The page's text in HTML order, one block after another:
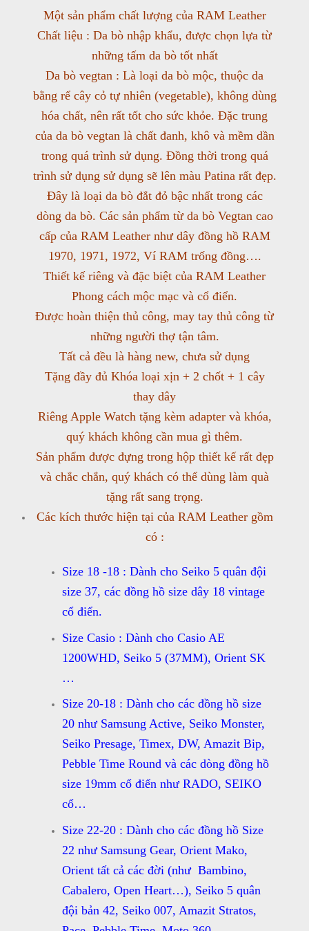
Một sản phẩm chất lượng của RAM Leather
Chất liệu : Da bò nhập khẩu, được chọn lựa từ
những tấm da bò tốt nhất
Da bò vegtan : Là loại da bò mộc, thuộc da
bằng rể cây cỏ tự nhiên (vegetable), không dùng
hóa chất, nên rất tốt cho sức khỏe. Đặc trung
của da bò vegtan là chất đanh, khô và mềm dần
trong quá trình sử dụng. Đồng thời trong quá
trình sử dụng sử dụng sẽ lên màu Patina rất đẹp.
Đây là loại da bò đắt đỏ bậc nhất trong các
dòng da bò. Các sản phẩm từ da bò Vegtan cao
cấp của RAM Leather như dây đồng hồ RAM
1970, 1971, 1972, Ví RAM trống đồng….
Thiết kế riêng và đặc biệt của RAM Leather
Phong cách mộc mạc và cổ điển.
Được hoàn thiện thủ công, may tay thủ công từ
những người thợ tận tâm.
Tất cả đều là hàng new, chưa sử dụng
Tặng đầy đủ Khóa loại xịn + 2 chốt + 1 cây
thay dây
Riêng Apple Watch tặng kèm adapter và khóa,
quý khách không cần mua gì thêm.
Sản phẩm được đựng trong hộp thiết kế rất đẹp
và chắc chắn, quý khách có thể dùng làm quà
tặng rất sang trọng.
Các kích thước hiện tại của RAM Leather gồm
có :
Size 18 -18 : Dành cho Seiko 5 quân đội
size 37, các đồng hồ size dây 18 vintage
cổ điển.
Size Casio : Dành cho Casio AE
1200WHD, Seiko 5 (37MM), Orient SK
…
Size 20-18 : Dành cho các đồng hồ size
20 như Samsung Active, Seiko Monster,
Seiko Presage, Timex, DW, Amazit Bip,
Pebble Time Round và các dòng đồng hồ
size 19mm cổ điển như RADO, SEIKO
cổ…
Size 22-20 : Dành cho các đồng hồ Size
22 như Samsung Gear, Orient Mako,
Orient tất cả các đời (như Bambino,
Cabalero, Open Heart…), Seiko 5 quân
đội bản 42, Seiko 007, Amazit Stratos,